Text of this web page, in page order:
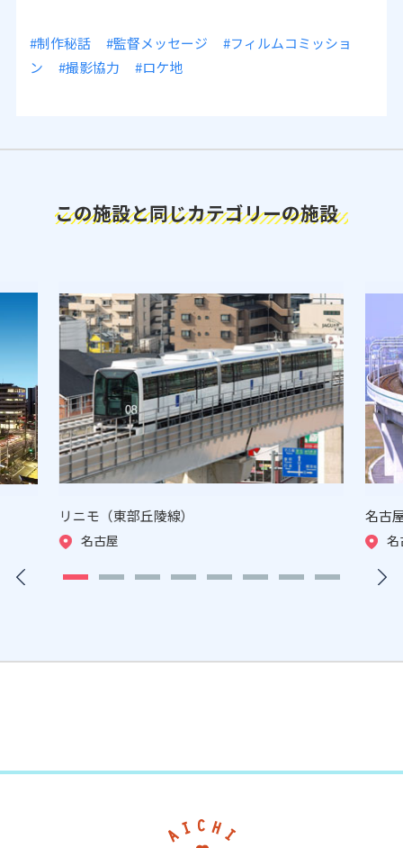
#制作秘話 #監督メッセージ
#フィルムコミッショ
ン
#撮影協力 #ロケ地
この施設と同じカテゴリーの施設
リニモ（東部丘陵線）
名古屋
名古
名